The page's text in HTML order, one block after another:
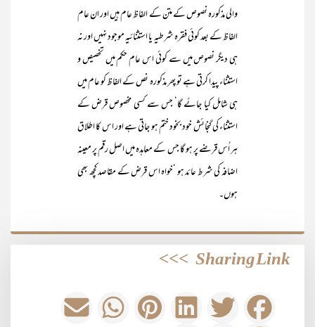
والی مذکورہ نصوص کے متن کے الفاظ عام ہیں اور ان عام
الفاظ کے بعد کوئی فقرہ شرطیہ یا استثنائیہ موجود نہیں اور نہ
ہی دیگر نصوص میں سے کوئی اس عام حکم میں تخصیص و
استثناء پیدا کرتی ہے تو پھر مذکورہ نص کے الفاظ کو عام میں
ہی شامل کیا جائے گا‘ جس سے کسی مخصوص قرض کے
استثناء کی گنجائش خود بخود ختم ہو جاتی ہے اور اس کا اطلاق
ہر اُس قرضے پر ہو گا جس کے معاہدہ میں اصل رقم پر معینہ
اضافہ کی شرط عائد ہو ‘خواہ اس قرض کے مقاصد کچھ بھی
ہوں۔
Sharing Link
>>>